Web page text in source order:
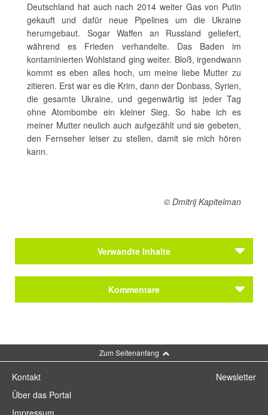
Deutschland hat auch nach 2014 weiter Gas von Putin
gekauft und dafür neue Pipelines um die Ukraine
herumgebaut. Sogar Waffen an Russland geliefert,
während es Frieden verhandelte. Das Baden im
kontaminierten Wohlstand ging weiter. Bloß, irgendwann
kommt es eben alles hoch, um meine liebe Mutter zu
zitieren. Erst war es die Krim, dann der Donbass, Syrien,
die gesamte Ukraine, und gegenwärtig ist jeder Tag
ohne Atombombe ein kleiner Sieg. So habe ich es
meiner Mutter neulich auch aufgezählt und sie gebeten,
den Fernseher leiser zu stellen, damit sie mich hören
kann.
© Dmitrij Kapitelman
Verwandte Inhalte
Kommentare
Zum Seitenanfang
Kontakt
Über das Portal
Newsletter